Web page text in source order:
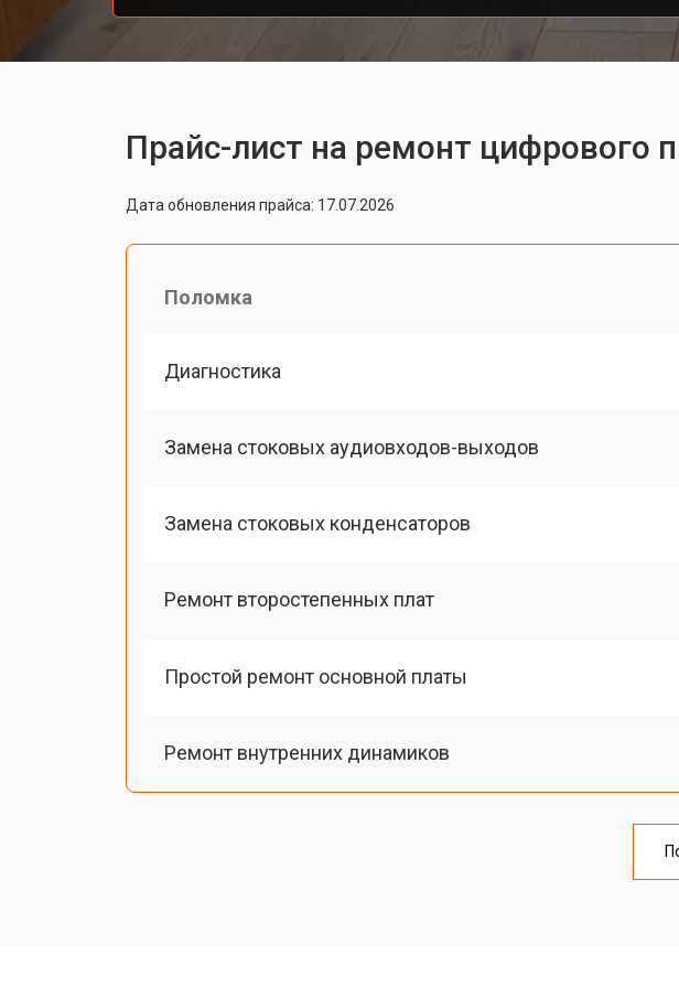
Прайс-лист на ремонт цифрового
Дата обновления прайса: 17.07.2026
Поломка
Диагностика
Замена стоковых аудиовходов-выходов
Замена стоковых конденсаторов
Ремонт второстепенных плат
Простой ремонт основной платы
Ремонт внутренних динамиков